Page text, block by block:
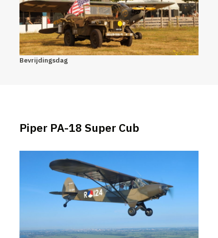
Bevrijdingsdag
Piper PA-18 Super Cub